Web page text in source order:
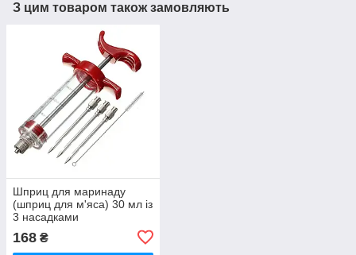
З цим товаром також замовляють
Шприц для маринаду
(шприц для м'яса) 30 мл із
3 насадками
168 ₴